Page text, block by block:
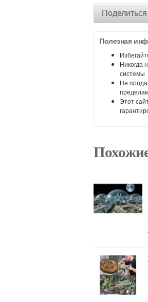
Поделиться
Полезная
Никогда
системы
Не
Этот